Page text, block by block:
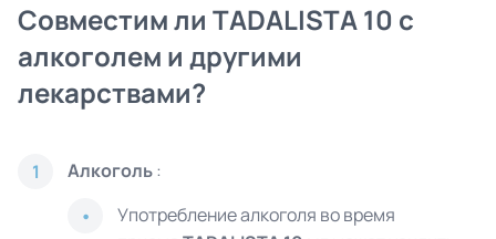
Совместим ли TADALISTA 10 с
алкоголем и другими
лекарствами?
1 Алкоголь:
Употребление алкоголя во время